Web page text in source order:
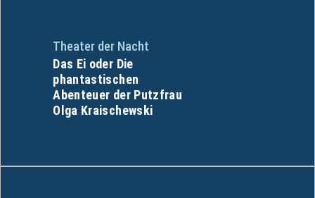
Theater der Nacht
Das Ei oder Die
phantastischen
Abenteuer der Putzfrau
Olga Kraischewski